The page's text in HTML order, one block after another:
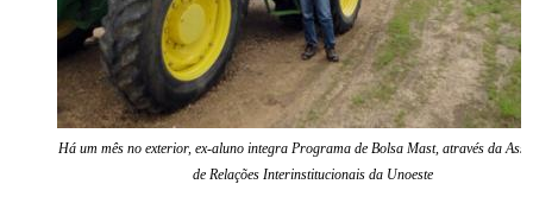
Há um mês no exterior, ex-aluno integra Programa de Bolsa Mast, através da
de Relações Interinstitucionais da Unoeste